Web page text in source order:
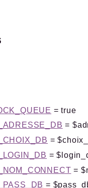
= true
=
=
=
=
=